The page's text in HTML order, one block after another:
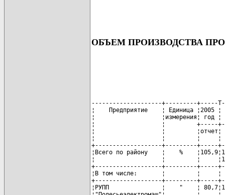
ОБЪЕМ ПРОИЗВОДСТВА
--------------------+---------+-----
¦    Предприятие    ¦ Единица ¦2005
¦                   ¦измерения¦ год ¦
¦                   ¦         +-----
¦                   ¦         ¦отчет¦
¦                   ¦         ¦     ¦
+-------------------+---------+-----
¦Всего по району    ¦    %
¦                   ¦         ¦
+-------------------+---------+-----
¦В том числе:       ¦         ¦
+-------------------+---------+-----
¦РУПП               ¦    "    ¦